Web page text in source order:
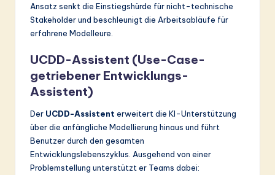
Ansatz senkt die Einstiegshürde für nicht-technische
Stakeholder und beschleunigt die Arbeitsabläufe für
erfahrene Modelleure.
UCDD-Assistent (Use-Case-
getriebener Entwicklungs-
Assistent)
Der UCDD-Assistent erweitert die KI-Unterstützung
über die anfängliche Modellierung hinaus und führt
Benutzer durch den gesamten
Entwicklungslebenszyklus. Ausgehend von einer
Problemstellung unterstützt er Teams dabei: